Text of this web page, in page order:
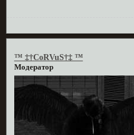
™ ‡†CoRVuS†‡ ™
Модератор